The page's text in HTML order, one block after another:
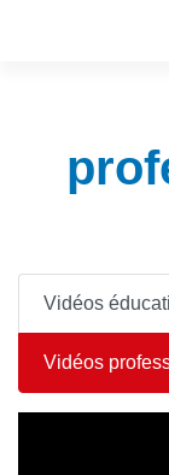
Vidéos
Vidéos